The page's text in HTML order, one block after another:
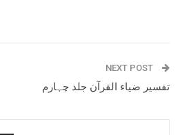
NEXT POST
تفسیر ضیاء القرآن جلد چہارم